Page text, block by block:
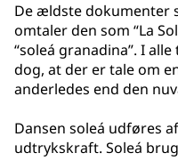
De ældste dokumenter
omtaler den som “La
“soleá granadina”. I
dog, at der er tale om
anderledes end den
Dansen soleá udføres
udtrykskraft. Soleá